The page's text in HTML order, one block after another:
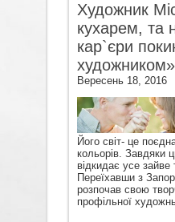
Художник
кухарем, та
кар`єри
Вересень 18, 2016
Його світ- це
кольорів. Завдяки
відкидає усе
Переїхавши з
розпочав свою
профільної